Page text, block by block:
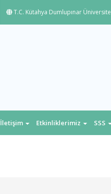
T.C. Kütahya Dumlupınar
İletişim Etkinliklerimiz SSS